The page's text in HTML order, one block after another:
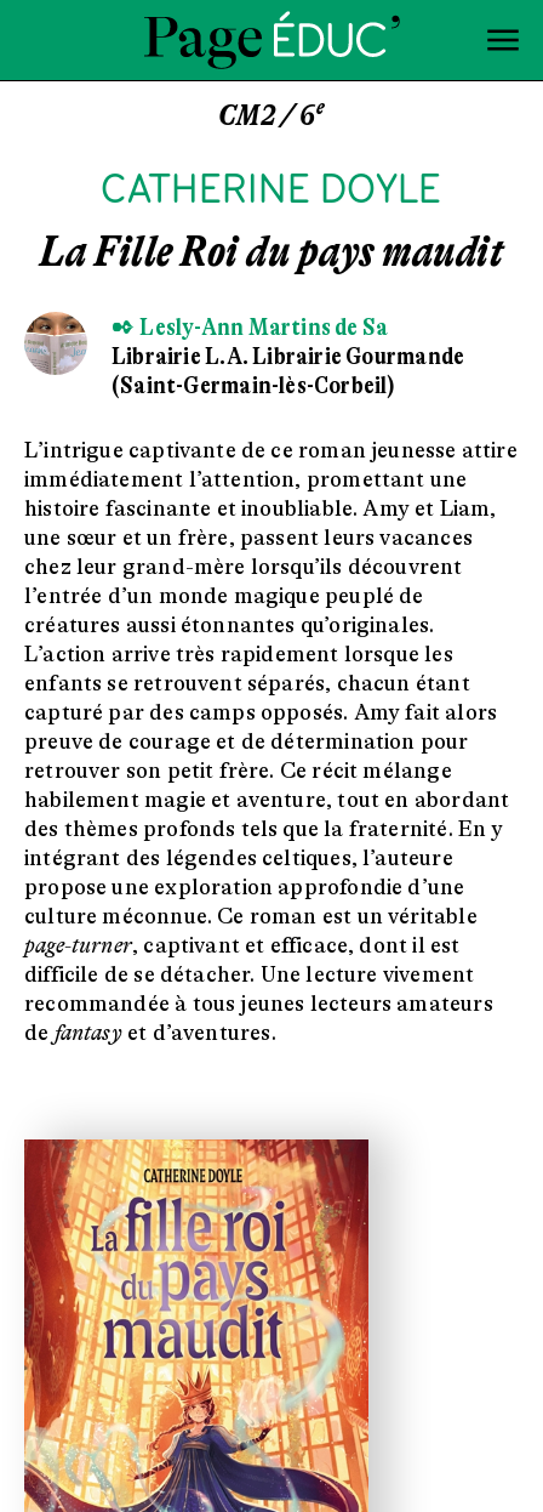
CM2 / 6e
CATHERINE DOYLE
La Fille Roi du pays maudit
✒ Lesly-Ann Martins de Sa
Librairie L.A. Librairie Gourmande
(Saint-Germain-lès-Corbeil)
L’intrigue captivante de ce roman jeunesse attire
immédiatement l’attention, promettant une
histoire fascinante et inoubliable. Amy et Liam,
une sœur et un frère, passent leurs vacances
chez leur grand-mère lorsqu’ils découvrent
l’entrée d’un monde magique peuplé de
créatures aussi étonnantes qu’originales.
L’action arrive très rapidement lorsque les
enfants se retrouvent séparés, chacun étant
capturé par des camps opposés. Amy fait alors
preuve de courage et de détermination pour
retrouver son petit frère. Ce récit mélange
habilement magie et aventure, tout en abordant
des thèmes profonds tels que la fraternité. En y
intégrant des légendes celtiques, l’auteure
propose une exploration approfondie d’une
culture méconnue. Ce roman est un véritable
page-turner, captivant et efficace, dont il est
difficile de se détacher. Une lecture vivement
recommandée à tous jeunes lecteurs amateurs
de fantasyet d’aventures.